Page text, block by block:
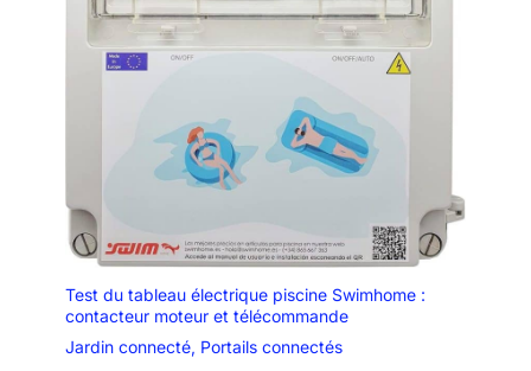
Test du tableau électrique piscine Swimhome :
contacteur moteur et télécommande
Jardin connecté, Portails connectés